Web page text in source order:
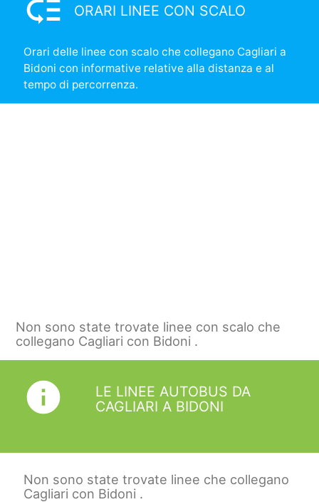
low_priority ORARI LINEE CON SCALO
Orari delle linee con scalo che collegano Cagliari a
Bidoni con informative relative alla distanza e al
tempo di percorrenza.
Non sono state trovate linee con scalo che
collegano Cagliari con Bidoni .
info
LE LINEE AUTOBUS DA
CAGLIARI A BIDONI
Non sono state trovate linee che collegano
Cagliari con Bidoni .